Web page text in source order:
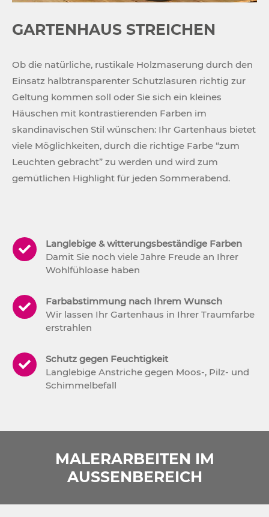
GARTENHAUS STREICHEN
Ob die natürliche, rustikale Holzmaserung durch den
Einsatz halbtransparenter Schutzlasuren richtig zur
Geltung kommen soll oder Sie sich ein kleines
Häuschen mit kontrastierenden Farben im
skandinavischen Stil wünschen: Ihr Gartenhaus bietet
viele Möglichkeiten, durch die richtige Farbe “zum
Leuchten gebracht” zu werden und wird zum
gemütlichen Highlight für jeden Sommerabend.
Langlebige & witterungsbeständige Farben
Damit Sie noch viele Jahre Freude an Ihrer
Wohlfühloase haben
Farbabstimmung nach Ihrem Wunsch
Wir lassen Ihr Gartenhaus in Ihrer Traumfarbe
erstrahlen
Schutz gegen Feuchtigkeit
Langlebige Anstriche gegen Moos-, Pilz- und
Schimmelbefall
MALERARBEITEN IM
AUSSENBEREICH